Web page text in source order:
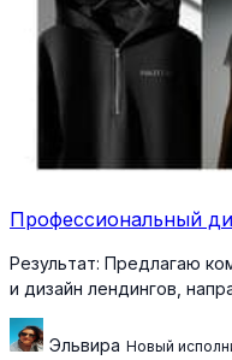
Профессиональный
Результат: Предлагаю
и дизайн лендингов,
Эльвира Новый